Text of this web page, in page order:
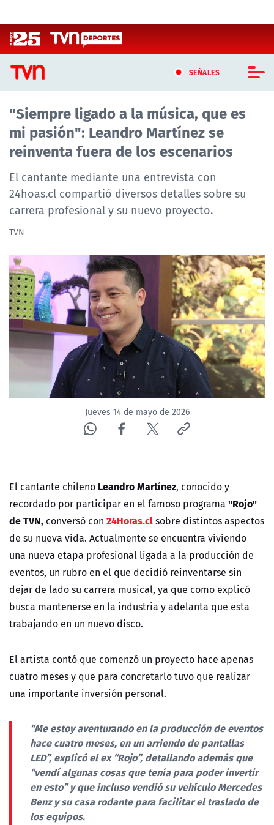
SEÑALES
CASTING MASTERCHEF CHILE
CASTING TVN VERTICAL
TVN VERTICAL
TVN PLAY
PROGRAMAS
TELESERIES
NTV
ACTUALIDAD Y TENDENCIAS
CORPORATIVO Y TRANSPARENCIA
CANAL DE DENUNCIAS
ÁREA DE PROYECTOS
"Siempre ligado a la música, que es
mi pasión": Leandro Martínez se
reinventa fuera de los escenarios
El cantante mediante una entrevista con
24hoas.cl compartió diversos detalles sobre su
carrera profesional y su nuevo proyecto.
TVN
Jueves 14 de mayo de 2026
El cantante chileno Leandro Martínez, conocido y
recordado por participar en el famoso programa "Rojo"
de TVN, conversó con 24Horas.clsobre distintos aspectos
de su nueva vida. Actualmente se encuentra viviendo
una nueva etapa profesional ligada a la producción de
eventos, un rubro en el que decidió reinventarse sin
dejar de lado su carrera musical, ya que como explicó
busca mantenerse en la industria y adelanta que esta
trabajando en un nuevo disco.
El artista contó que comenzó un proyecto hace apenas
cuatro meses y que para concretarlo tuvo que realizar
una importante inversión personal.
“Me estoy aventurando en la producción de eventos
hace cuatro meses, en unarriendo de pantallas
LED”, explicó el ex “Rojo”, detallando además que
“vendí algunas cosas que tenía para poder invertir
en esto” y que incluso vendió su vehículo Mercedes
Benz y su casa rodante para facilitar el traslado de
los equipos.